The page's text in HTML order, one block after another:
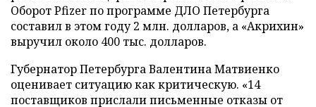
Оборот Pfizer по программе ДЛО Петербурга
составил в этом году 2 млн. долларов, а «Акрихин»
выручил около 400 тыс. долларов.
Губернатор Петербурга Валентина Матвиенко
оценивает ситуацию как критическую. «14
поставщиков прислали письменные отказы от